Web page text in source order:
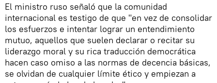
El ministro ruso señaló que la comunidad
internacional es testigo de que "en vez de consolidar
los esfuerzos e intentar lograr un entendimiento
mutuo, aquellos que suelen declarar o recitar su
liderazgo moral y su rica traducción democrática
hacen caso omiso a las normas de decencia básicas,
se olvidan de cualquier límite ético y empiezan a